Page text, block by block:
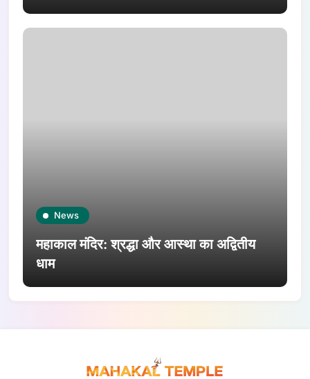
News
महाकाल मंदिर: श्रद्धा और आस्था का अद्वितीय
धाम